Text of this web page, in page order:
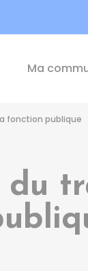
Ma
fonction publique